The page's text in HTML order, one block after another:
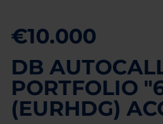
€10.000
DB
PORTFOLIO
(EURHDG)